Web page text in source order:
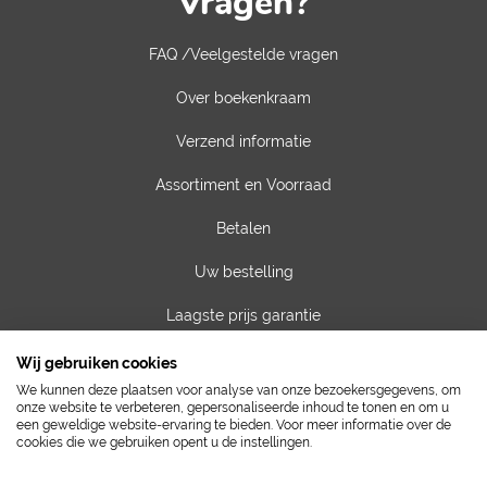
FAQ /Veelgestelde vragen
Over boekenkraam
Verzend informatie
Assortiment en Voorraad
Betalen
Uw bestelling
Laagste prijs garantie
Privacy van gegevens
Algemene voorwaarden
Contact
Wij gebruiken cookies
We kunnen deze plaatsen voor analyse van onze bezoekersgegevens, om
onze website te verbeteren, gepersonaliseerde inhoud te tonen en om u
een geweldige website-ervaring te bieden. Voor meer informatie over de
cookies die we gebruiken opent u de instellingen.